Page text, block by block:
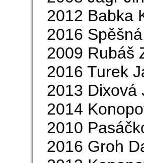
2012 Babka
2016
2009 Rubáš
2016 Turek
2013 Dixová
2014
2010
2016 Groh